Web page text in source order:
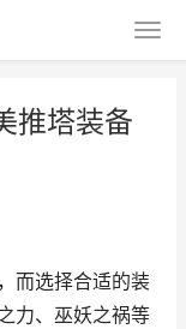
推塔装备
而选择合适的装
力、巫妖之祸等